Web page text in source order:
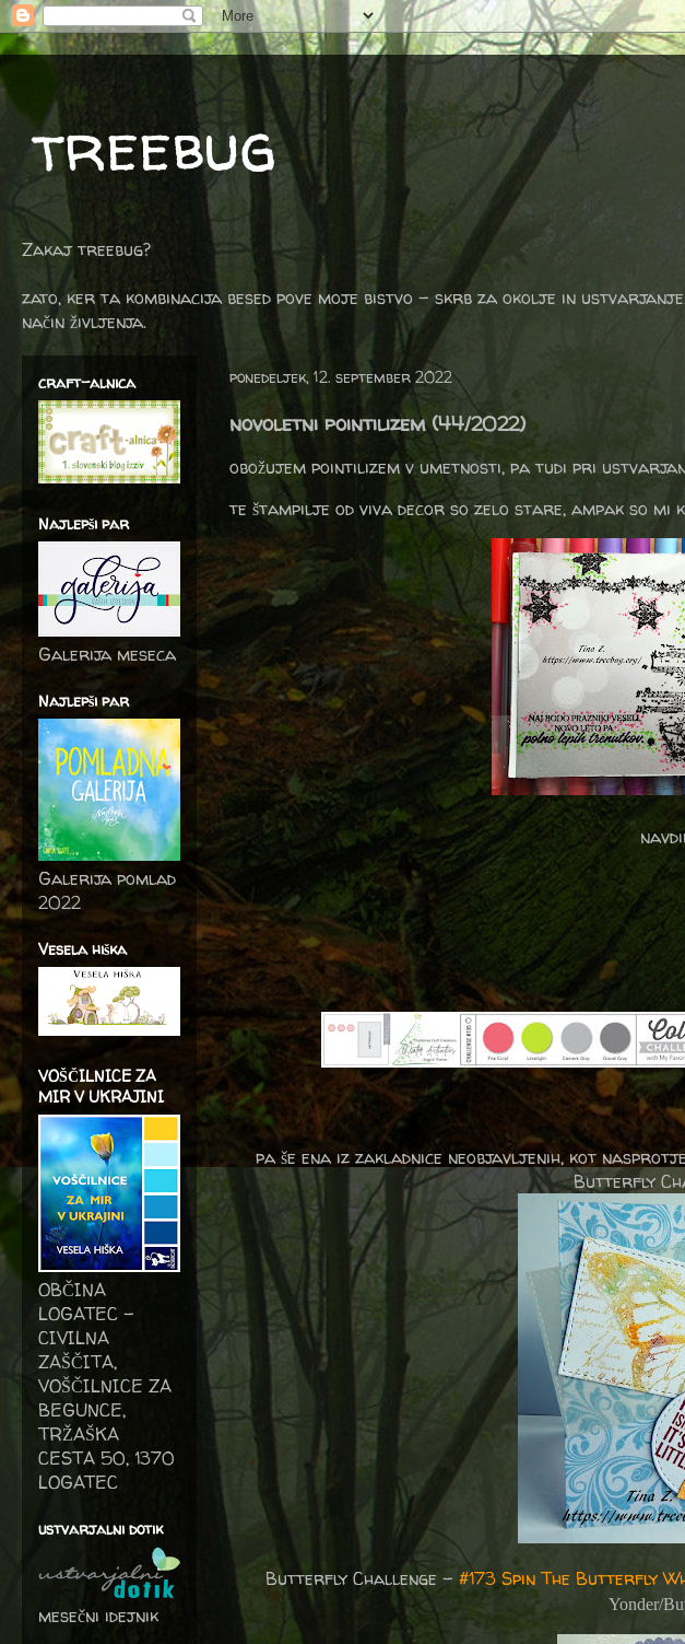
treebug
Zakaj treebug?
zato, ker ta kombinacija besed pove moje bistvo - skrb za okolje in
način življenja.
ponedeljek, 12. september 2022
novoletni pointilizem (44/2022)
obožujem pointilizem v umetnosti, pa tudi pri
te štampilje od viva decor so zelo stare, ampak so mi
pa še ena iz zakladnice neobjavljenih, kot
Butterfly
Butterfly Challenge - #173 Spin The Butterfly
Yonder/
craft-alnica
Najlepši par
Galerija meseca
Najlepši par
Galerija pomlad
2022
Vesela hiška
VOŠČILNICE ZA
MIR V UKRAJINI
OBČINA
LOGATEC -
CIVILNA
ZAŠČITA,
VOŠČILNICE ZA
BEGUNCE,
TRŽAŠKA
CESTA 50, 1370
LOGATEC
ustvarjalni dotik
mesečni idejnik